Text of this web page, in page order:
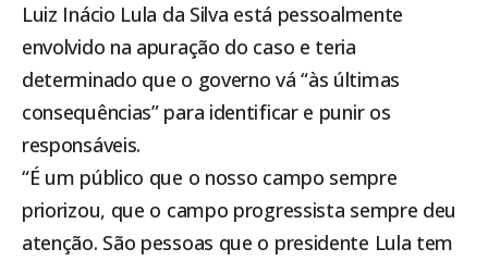
Luiz Inácio Lula da Silva está pessoalmente
envolvido na apuração do caso e teria
determinado que o governo vá “às últimas
consequências” para identificar e punir os
responsáveis.
“É um público que o nosso campo sempre
priorizou, que o campo progressista sempre deu
atenção. São pessoas que o presidente Lula tem